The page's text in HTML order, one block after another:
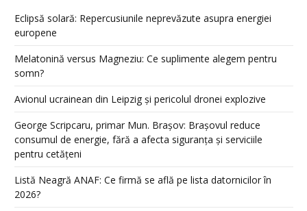
Eclipsă solară: Repercusiunile neprevăzute asupra energiei
europene
Melatonină versus Magneziu: Ce suplimente alegem pentru
somn?
Avionul ucrainean din Leipzig și pericolul dronei explozive
George Scripcaru, primar Mun. Brașov: Brașovul reduce
consumul de energie, fără a afecta siguranța și serviciile
pentru cetățeni
Listă Neagră ANAF: Ce firmă se află pe lista datornicilor în
2026?